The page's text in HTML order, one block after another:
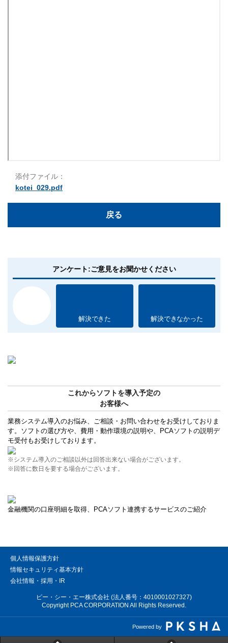
添付ファイル：
kotei_029.pdf
戻る
アンケート:ご意見をお聞かせください
解決できた 解決できなかった
これからソフトを導入予定の
お客様へ
業務システム導入のお悩み、ご相談・お問い合わせをお受けしておりま
す。ソフトの選び方や、費用・動作環境の説明や、PCAソフトの説明デ
モ受付もお受けしております。
※システム導入のご相談以外は回答出来ない場合がございます。
※回答に数日を要する場合がございます。
金融機関の口座明細を取得、PCAソフト連携するサービスのご紹介
個人情報保護方針
情報セキュリティ基本方針
会社情報・採用・IR
ピー・シー・エー株式会社 (法人番号：4010001027327)
Copyright PCA CORPORATION All Rights Reserved.
Powered by